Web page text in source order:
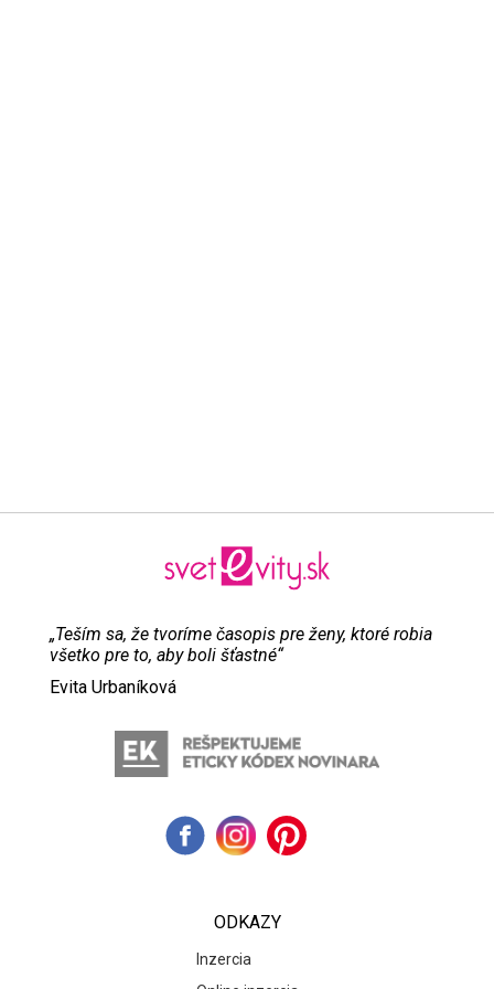
„Teším sa, že tvoríme časopis pre ženy, ktoré robia
všetko pre to, aby boli šťastné“
Evita Urbaníková
ODKAZY
Inzercia